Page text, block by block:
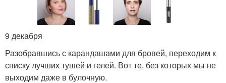
9 декабря
Разобравшись с карандашами для бровей, переходим к
списку лучших тушей и гелей. Вот те, без которых мы не
выходим даже в булочную.